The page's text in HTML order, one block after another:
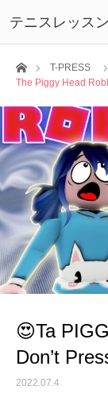
テニスレッス
ホームT-PRESS
The Piggy Head
😍Ta
Don’t
2022.07.4